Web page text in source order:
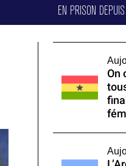
EN PRISON
On